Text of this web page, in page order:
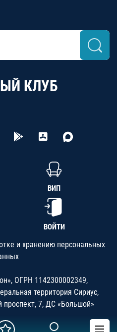
КЛУБ
ВИП
ВОЙТИ
и хранению персональных
ОГРН 1142300002349,
территория Сириус,
проспект, 7, ДС «Большой»